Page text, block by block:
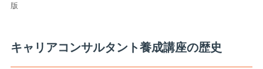
版
キャリアコンサルタント養成講座の歴史